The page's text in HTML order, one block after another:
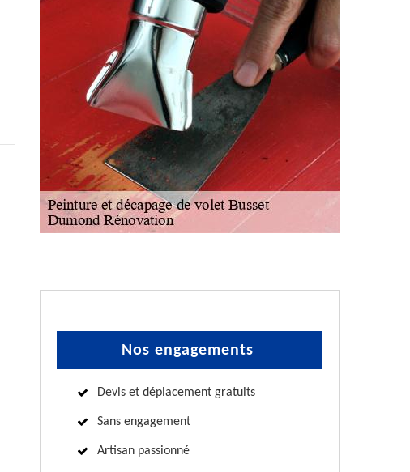
Nos engagements
Devis et déplacement gratuits
Sans engagement
Artisan passionné